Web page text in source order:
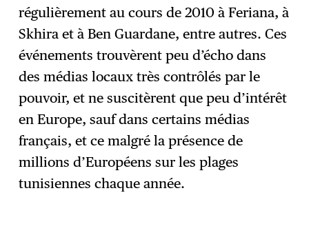
régulièrement au cours de 2010 à Feriana, à
Skhira et à Ben Guardane, entre autres. Ces
événements trouvèrent peu d’écho dans
des médias locaux très contrôlés par le
pouvoir, et ne suscitèrent que peu d’intérêt
en Europe, sauf dans certains médias
français, et ce malgré la présence de
millions d’Européens sur les plages
tunisiennes chaque année.